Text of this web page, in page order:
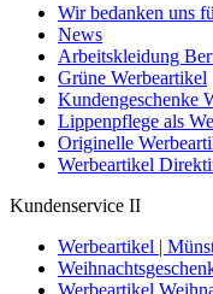
Wir bedanken uns
News
Arbeitskleidung
Grüne Werbeartikel
Kundengeschenke
Lippenpflege als
Originelle
Werbeartikel
Kundenservice II
Werbeartikel |
Werbeartikel